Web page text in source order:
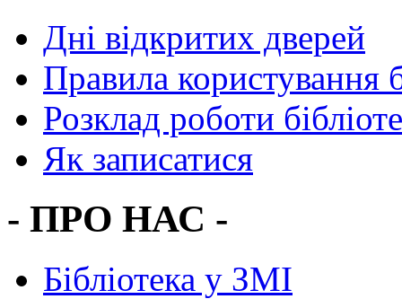
Дні відкритих дверей
Правила користування
Розклад роботи
Як записатися
- ПРО НАС -
Бібліотека у ЗМІ